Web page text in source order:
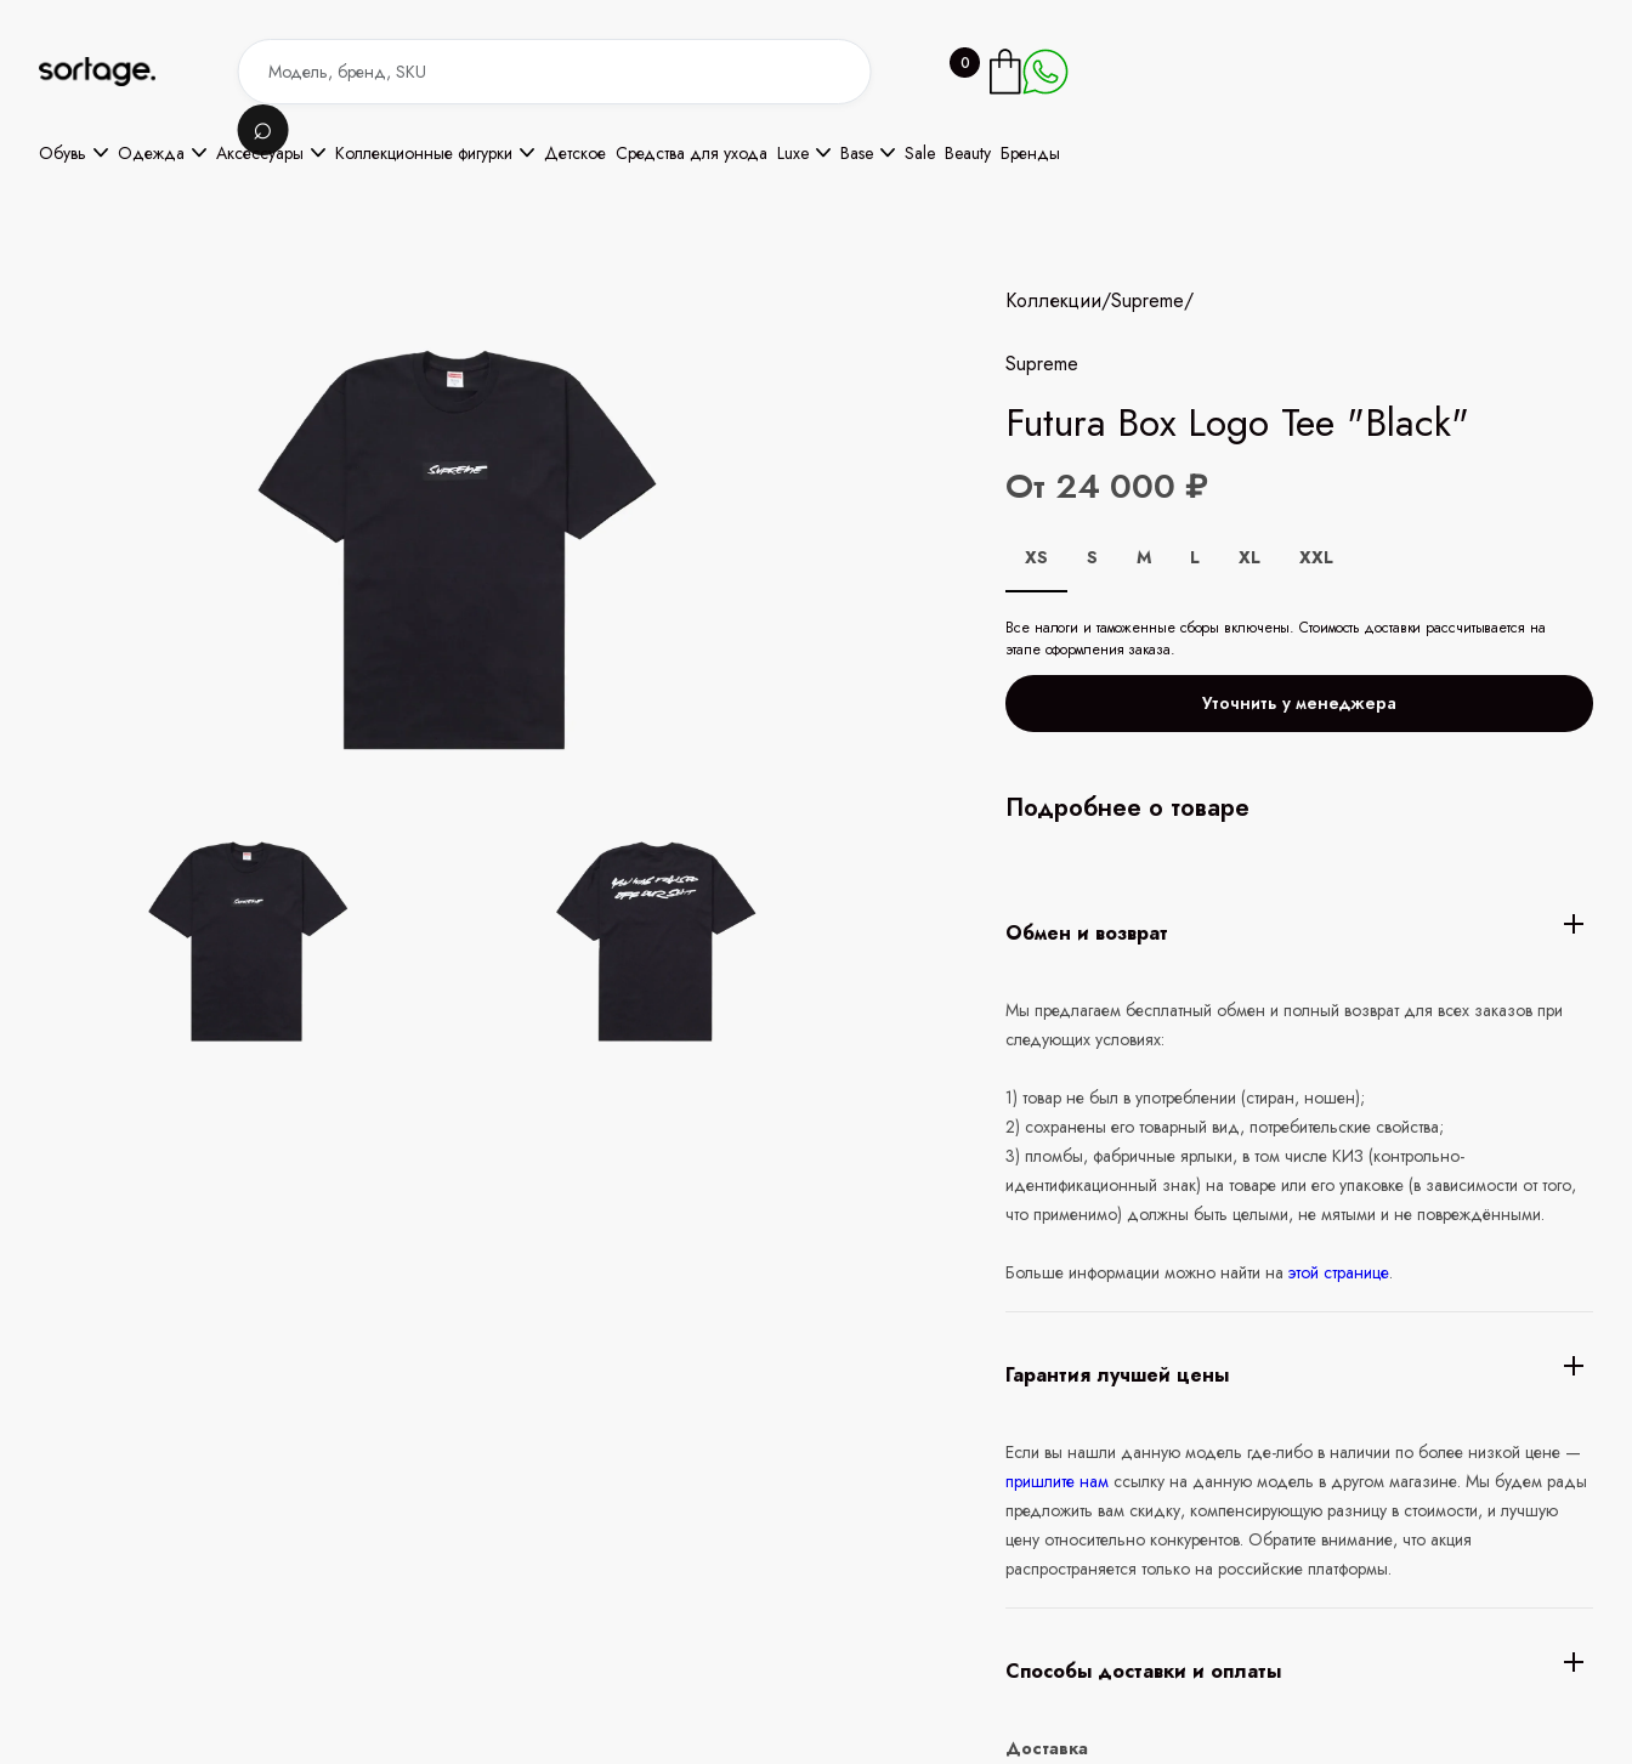
0
Обувь Одежда Аксессуары Коллекционные фигурки Детское Средства для ухода Luxe Base Sale Beauty Бренды
Коллекции/Supreme/
Supreme
Futura Box Logo Tee "Black"
От 24 000 ₽
XS S M L XL XXL
Все налоги и таможенные сборы включены. Стоимость доставки рассчитывается на
этапе оформления заказа.
Уточнить у менеджера
Подробнее о товаре
Обмен и возврат
Мы предлагаем бесплатный обмен и полный возврат для всех заказов при
следующих условиях:
1) товар не был в употреблении (стиран, ношен);
2) сохранены его товарный вид, потребительские свойства;
3) пломбы, фабричные ярлыки, в том числе КИЗ (контрольно-
идентификационный знак) на товаре или его упаковке (в зависимости от того,
что применимо) должны быть целыми, не мятыми и не повреждёнными.
Больше информации можно найти наэтой странице.
Гарантия лучшей цены
Если вы нашли данную модель где-либо в наличии по более низкой цене —
пришлите нам ссылку на данную модель в другом магазине. Мы будем рады
предложить вам скидку, компенсирующую разницу в стоимости, и лучшую
цену относительно конкурентов. Обратите внимание, что акция
распространяется только на российские платформы.
Способы доставки и оплаты
Доставка